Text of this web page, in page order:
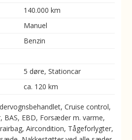
140.000 km
Manuel
Benzin
5 døre, Stationcar
ca. 120 km
Cruise control,
BAS, EBD, Forsæder m. varme,
Aircondition, Tågeforlygter,